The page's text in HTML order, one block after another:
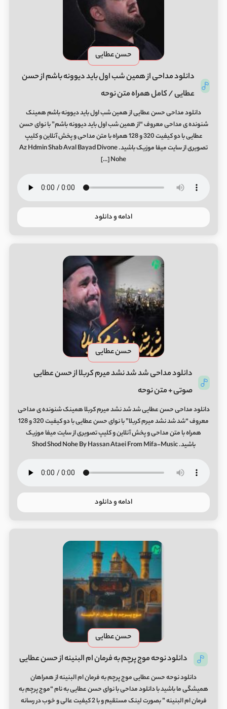
حسن عطایی
دانلود مداحی از همین شب اول باید دیوونه باشم از حسن
عطایی / کامل همراه متن نوحه
دانلود مداحی حسن عطایی از همین شب اول باید دیوونه باشم همینک
شنونده ی مداحی معروف “از همین شب اول باید دیوونه باشم” با نوای حسن
عطایی با دو کیفیت 320 و 128 همراه با متن مداحی و پخش آنلاین و کلیپ
تصویری از سایت میفا موزیک باشید. Az Hdmin Shab Aval Bayad Divone
Nohe […]
ادامه و دانلود
حسن عطایی
دانلود مداحی شد شد نشد میرم کربلا از حسن عطایی
صوتی + متن نوحه
دانلود مداحی حسن عطایی شد شد نشد میرم کربلا همینک شنونده ی مداحی
معروف “شد شد نشد میرم کربلا” با نوای حسن عطایی با دو کیفیت 320 و 128
همراه با متن مداحی و پخش آنلاین و کلیپ تصویری از سایت میفا موزیک
باشید. Shod Shod Nohe By Hassan Ataei From Mifa-Music
ادامه و دانلود
حسن عطایی
دانلود نوحه موج پرچم به فرمان ام البنینه‌ از حسن عطایی
دانلود نوحه حسن عطایی موج پرچم به فرمان ام البنینه‌ از همراهان
همیشگی ما باشید با دانلود مداحی با نوای حسن عطایی به نام “موج پرچم به
فرمان ام البنینه‌ ” بصورت لینک مستقیم و با 2 کیفیت عالی و خوب در رسانه